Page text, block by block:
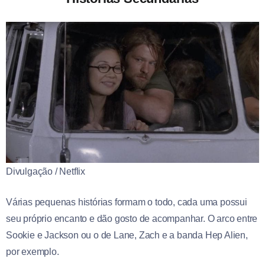
Divulgação / Netflix
Várias pequenas histórias formam o todo, cada uma possui
seu próprio encanto e dão gosto de acompanhar. O arco entre
Sookie e Jackson ou o de Lane, Zach e a banda Hep Alien,
por exemplo.